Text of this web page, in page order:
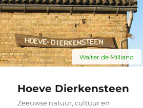
Hoeve Dierkensteen
Zeeuwse natuur, cultuur en
Walter de Milliano